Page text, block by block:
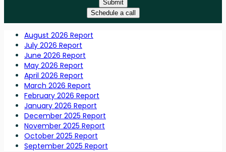
Submit
Schedule a call
August 2026 Report
July 2026 Report
June 2026 Report
May 2026 Report
April 2026 Report
March 2026 Report
February 2026 Report
January 2026 Report
December 2025 Report
November 2025 Report
October 2025 Report
September 2025 Report